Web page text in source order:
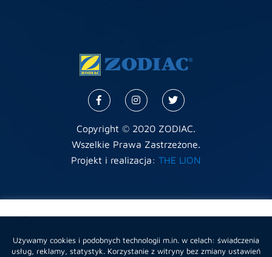
Copyright © 2020 ZODIAC.
Wszelkie Prawa Zastrzeżone.
Projekt i realizacja: THE LION
Używamy cookies i podobnych technologii m.in. w celach: świadczenia
usług, reklamy, statystyk. Korzystanie z witryny bez zmiany ustawień
przeanalizować nasze usługi i polepszyć twoje
doświadczenia na naszej stronie. Możesz zaakceptować